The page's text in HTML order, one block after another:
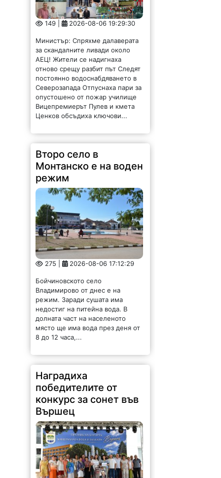
149 | 2026-08-06 19:29:30
Министър: Спряхме далаверата
за скандалните ливади около
АЕЦ! Жители се надигнаха
отново срещу разбит път Следят
постоянно водоснабдяването в
Северозапада Отпуснаха пари за
опустошено от пожар училище
Вицепремиерът Пулев и кмета
Ценков обсъдиха ключови...
Второ село в
Монтанско е на воден
режим
275 | 2026-08-06 17:12:29
Бойчиновското село
Владимирово от днес е на
режим. Заради сушата има
недостиг на питейна вода. В
долната част на населеното
място ще има вода през деня от
8 до 12 часа,...
Наградиха
победителите от
конкурс за сонет във
Вършец